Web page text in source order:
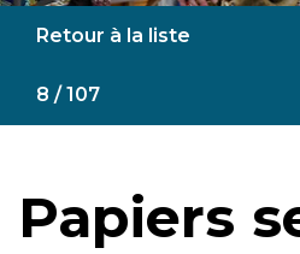
Retour à la liste
8 / 107
Papiers